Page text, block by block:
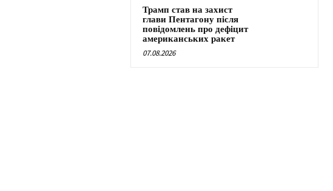
Трамп став на захист
глави Пентагону після
повідомлень про дефіцит
американських ракет
07.08.2026